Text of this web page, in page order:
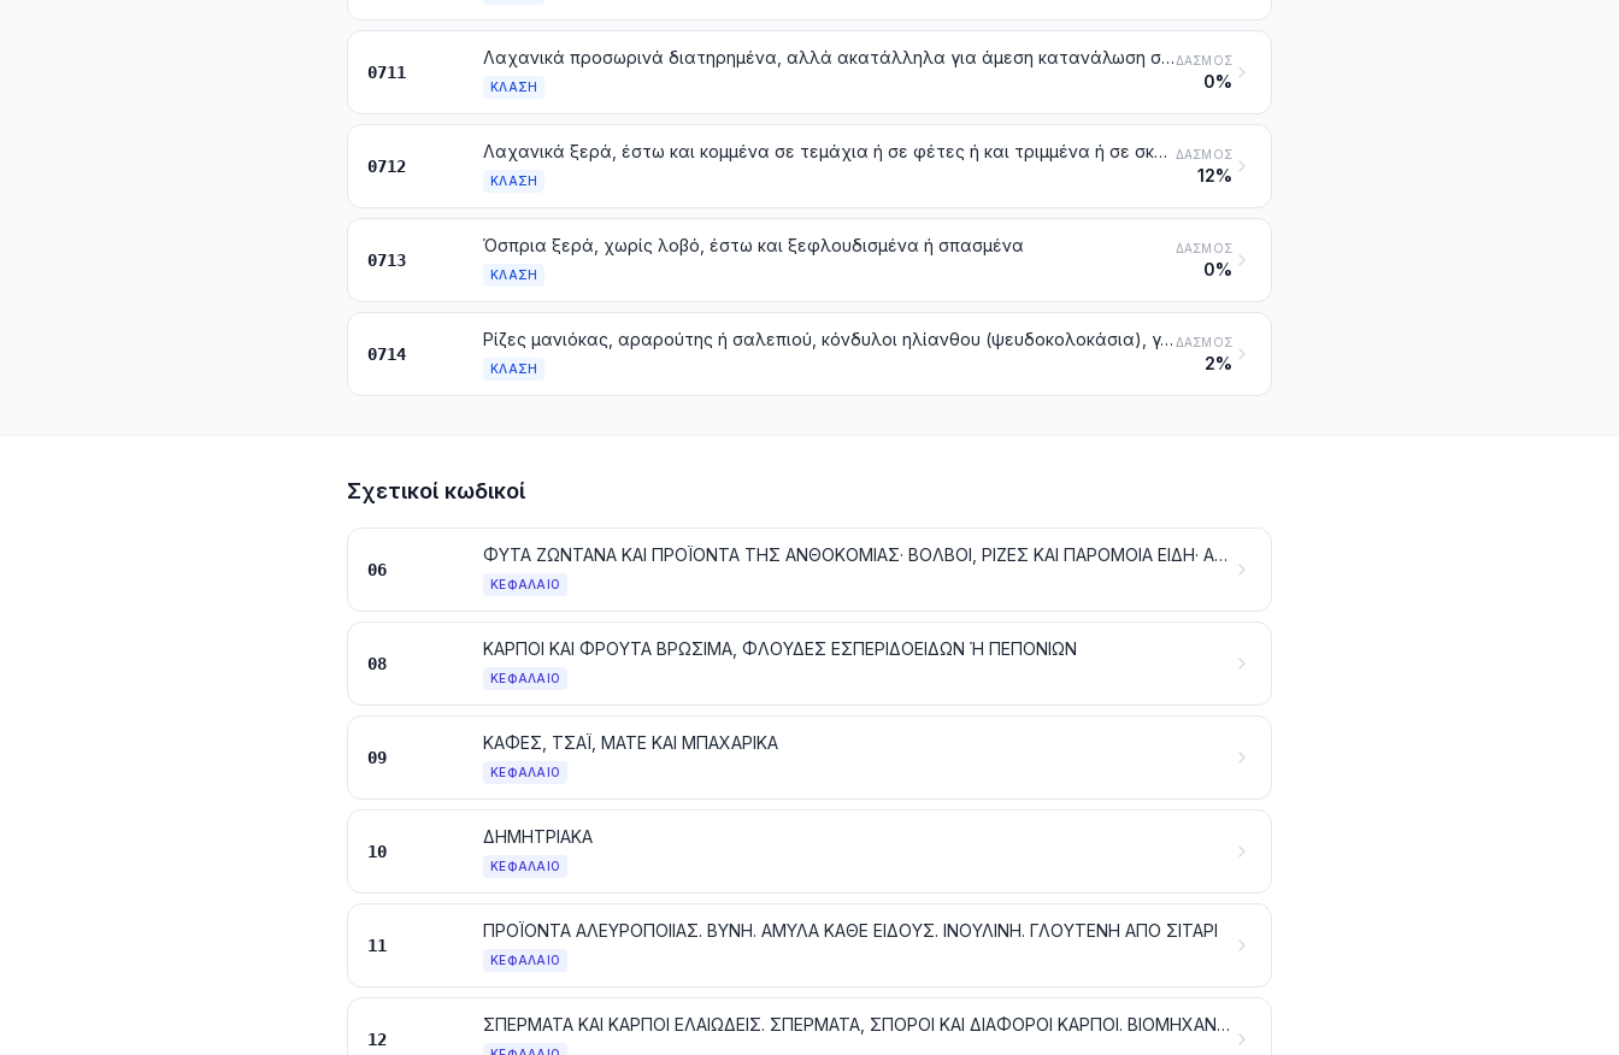
0711
Λαχανικά προσωρινά διατηρημένα, αλλά ακατάλληλα για άμεση κατανάλωση στην κατάσταση που βρίσκονται
ΚΛΆΣΗ
ΔΑΣΜΌΣ
0%
0712
Λαχανικά ξερά, έστω και κομμένα σε τεμάχια ή σε φέτες ή και τριμμένα ή σε σκόνη, αλλά όχι αλλιώς παρασκευασμένα
ΚΛΆΣΗ
ΔΑΣΜΌΣ
12%
0713
Όσπρια ξερά, χωρίς λοβό, έστω και ξεφλουδισμένα ή σπασμένα
ΚΛΆΣΗ
ΔΑΣΜΌΣ
0%
0714
Ρίζες μανιόκας, αραρούτης ή σαλεπιού, κόνδυλοι ηλίανθου (ψευδοκολοκάσια), γλυκοπατάτες και παρόμοιες ρίζες και κόνδυλοι με υψηλή περιεκτικότητα σε άμυλο ή ινουλίνη, νωπά ή διατηρημένα, με απλή ψύξη, κατεψυγμένα ή αποξεραμένα, έστω και κομμένα σε τεμάχια ή συσσωματωμένα σε μορφή σβόλων. Εντεριώνη (ψίχα) του φοίνικα των Μολλούκων (αρτόδενδρου)
ΚΛΆΣΗ
ΔΑΣΜΌΣ
2%
Σχετικοί κωδικοί
06
ΦΥΤΑ ΖΩΝΤΑΝΑ ΚΑΙ ΠΡΟΪΟΝΤΑ ΤΗΣ ΑΝΘΟΚΟΜΙΑΣ· ΒΟΛΒΟΙ, ΡΙΖΕΣ ΚΑΙ ΠΑΡΟΜΟΙΑ ΕΙΔΗ· ΑΝΘΗ ΚΑΙ ΔΙΑΚΟΣΜΗΤΙΚΑ ΦΥΛΛΩΜΑΤΑ
ΚΕΦΆΛΑΙΟ
08
ΚΑΡΠΟΙ ΚΑΙ ΦΡΟΥΤΑ ΒΡΩΣΙΜΑ, ΦΛΟΥΔΕΣ ΕΣΠΕΡΙΔΟΕΙΔΩΝ Ή ΠΕΠΟΝΙΩΝ
ΚΕΦΆΛΑΙΟ
09
ΚΑΦΕΣ, ΤΣΑΪ, ΜΑΤΕ ΚΑΙ ΜΠΑΧΑΡΙΚΑ
ΚΕΦΆΛΑΙΟ
10
ΔΗΜΗΤΡΙΑΚΑ
ΚΕΦΆΛΑΙΟ
11
ΠΡΟΪΟΝΤΑ ΑΛΕΥΡΟΠΟΙΙΑΣ. ΒΥΝΗ. ΑΜΥΛΑ ΚΑΘΕ ΕΙΔΟΥΣ. ΙΝΟΥΛΙΝΗ. ΓΛΟΥΤΕΝΗ ΑΠΟ ΣΙΤΑΡΙ
ΚΕΦΆΛΑΙΟ
12
ΣΠΕΡΜΑΤΑ ΚΑΙ ΚΑΡΠΟΙ ΕΛΑΙΩΔΕΙΣ. ΣΠΕΡΜΑΤΑ, ΣΠΟΡΟΙ ΚΑΙ ΔΙΑΦΟΡΟΙ ΚΑΡΠΟΙ. ΒΙΟΜΗΧΑΝΙΚΑ ΚΑΙ ΦΑΡΜΑΚΕΥΤΙΚΑ ΦΥΤΑ. ΑΧΥΡΑ ΚΑΙ ΧΟΡΤΟΝΟΜΕΣ